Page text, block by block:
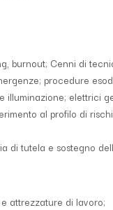
burnout; Cenni di
procedure
illuminazione; elettrici
al profilo di
di tutela e sostegno
attrezzature di lavoro;